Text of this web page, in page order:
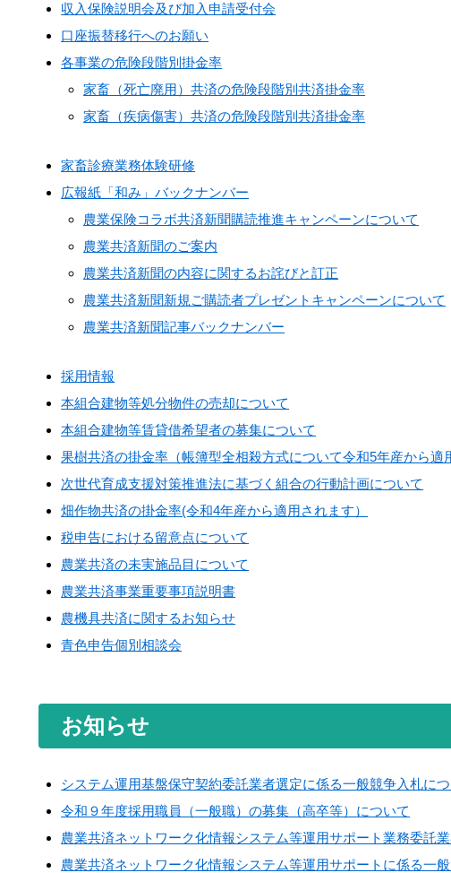
収入保険説明会及び加入申請受付会
口座振替移行へのお願い
各事業の危険段階別掛金率
家畜（死亡廃用）共済の危険段階別共済掛金率
家畜（疾病傷害）共済の危険段階別共済掛金率
家畜診療業務体験研修
広報紙「和み」バックナンバー
農業保険コラボ共済新聞購読推進キャンペーンについて
農業共済新聞のご案内
農業共済新聞の内容に関するお詫びと訂正
農業共済新聞新規ご購読者プレゼントキャンペーンについて
農業共済新聞記事バックナンバー
採用情報
本組合建物等処分物件の売却について
本組合建物等賃貸借希望者の募集について
果樹共済の掛金率（帳簿型全相殺方式について令和5年産から適
次世代育成支援対策推進法に基づく組合の行動計画について
畑作物共済の掛金率(令和4年産から適用されます）
税申告における留意点について
農業共済の未実施品目について
農業共済事業重要事項説明書
農機具共済に関するお知らせ
青色申告個別相談会
お知らせ
システム運用基盤保守契約委託業者選定に係る一般競争入札に
令和９年度採用職員（一般職）の募集（高卒等）について
農業共済ネットワーク化情報システム等運用サポート業務委託
農業共済ネットワーク化情報システム等運用サポートに係る一